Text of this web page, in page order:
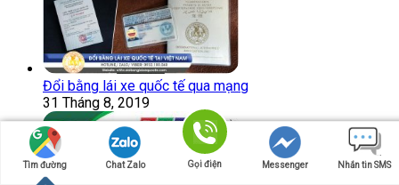
Đổi bằng lái xe quốc tế qua mạng
31 Tháng 8, 2019
Tìm đường Chat Zalo Gọi điện Messenger Nhắn tin SMS